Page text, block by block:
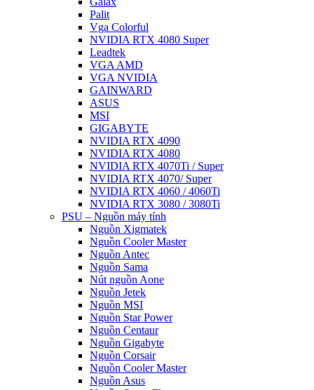
Palit
Vga Colorful
NVIDIA RTX 4080 Super
Leadtek
VGA AMD
VGA NVIDIA
GAINWARD
ASUS
MSI
GIGABYTE
NVIDIA RTX 4090
NVIDIA RTX 4080
NVIDIA RTX 4070Ti / Super
NVIDIA RTX 4070/ Super
NVIDIA RTX 4060 / 4060Ti
NVIDIA RTX 3080 / 3080Ti
PSU – Nguồn máy tính
Nguồn Xigmatek
Nguồn Cooler Master
Nguồn Antec
Nguồn Sama
Nút nguồn Aone
Nguồn Jetek
Nguồn MSI
Nguồn Star Power
Nguồn Centaur
Nguồn Gigabyte
Nguồn Corsair
Nguồn Cooler Master
Nguồn Asus